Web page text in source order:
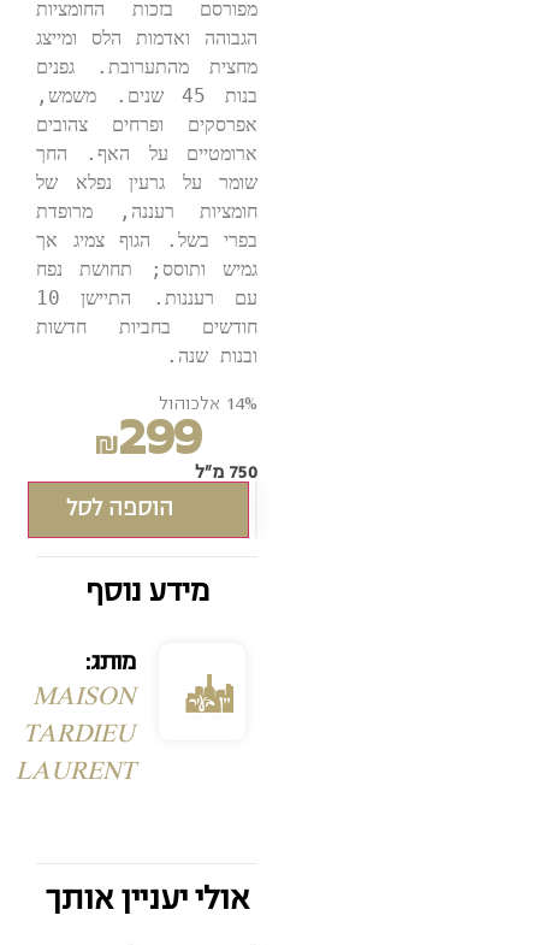
מפורסם בזכות החומציות
הגבוהה ואדמות הלס ומייצג
מחצית מהתערובת. גפנים
בנות 45 שנים. משמש,
אפרסקים ופרחים צהובים
ארומטיים על האף. החך
שומר על גרעין נפלא של
חומציות רעננה, מרופדת
בפרי בשל. הגוף צמיג אך
גמיש ותוסס; תחושת נפח
עם רעננות. התיישן 10
חודשים בחביות חדשות
ובנות שנה.
14% אלכוהול
₪299
750 מ"ל
הוספה לסל
מידע נוסף
מותג:
MAISON
TARDIEU
LAURENT
אולי יעניין אותך